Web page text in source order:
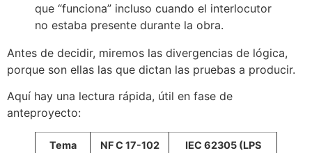
que “funciona” incluso cuando el interlocutor
no estaba presente durante la obra.
Antes de decidir, miremos las divergencias de lógica,
porque son ellas las que dictan las pruebas a producir.
Aquí hay una lectura rápida, útil en fase de
anteproyecto:
Tema
NF C 17-102
IEC 62305 (LPS